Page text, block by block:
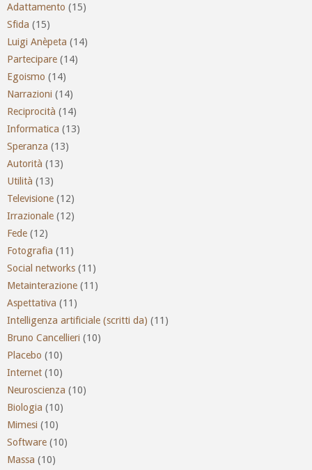
Adattamento (15)
Sfida (15)
Luigi Anèpeta (14)
Partecipare (14)
Egoismo (14)
Narrazioni (14)
Reciprocità (14)
Informatica (13)
Speranza (13)
Autorità (13)
Utilità (13)
Televisione (12)
Irrazionale (12)
Fede (12)
Fotografia (11)
Social networks (11)
Metainterazione (11)
Aspettativa (11)
Intelligenza artificiale (scritti da) (11)
Bruno Cancellieri (10)
Placebo (10)
Internet (10)
Neuroscienza (10)
Biologia (10)
Mimesi (10)
Software (10)
Massa (10)